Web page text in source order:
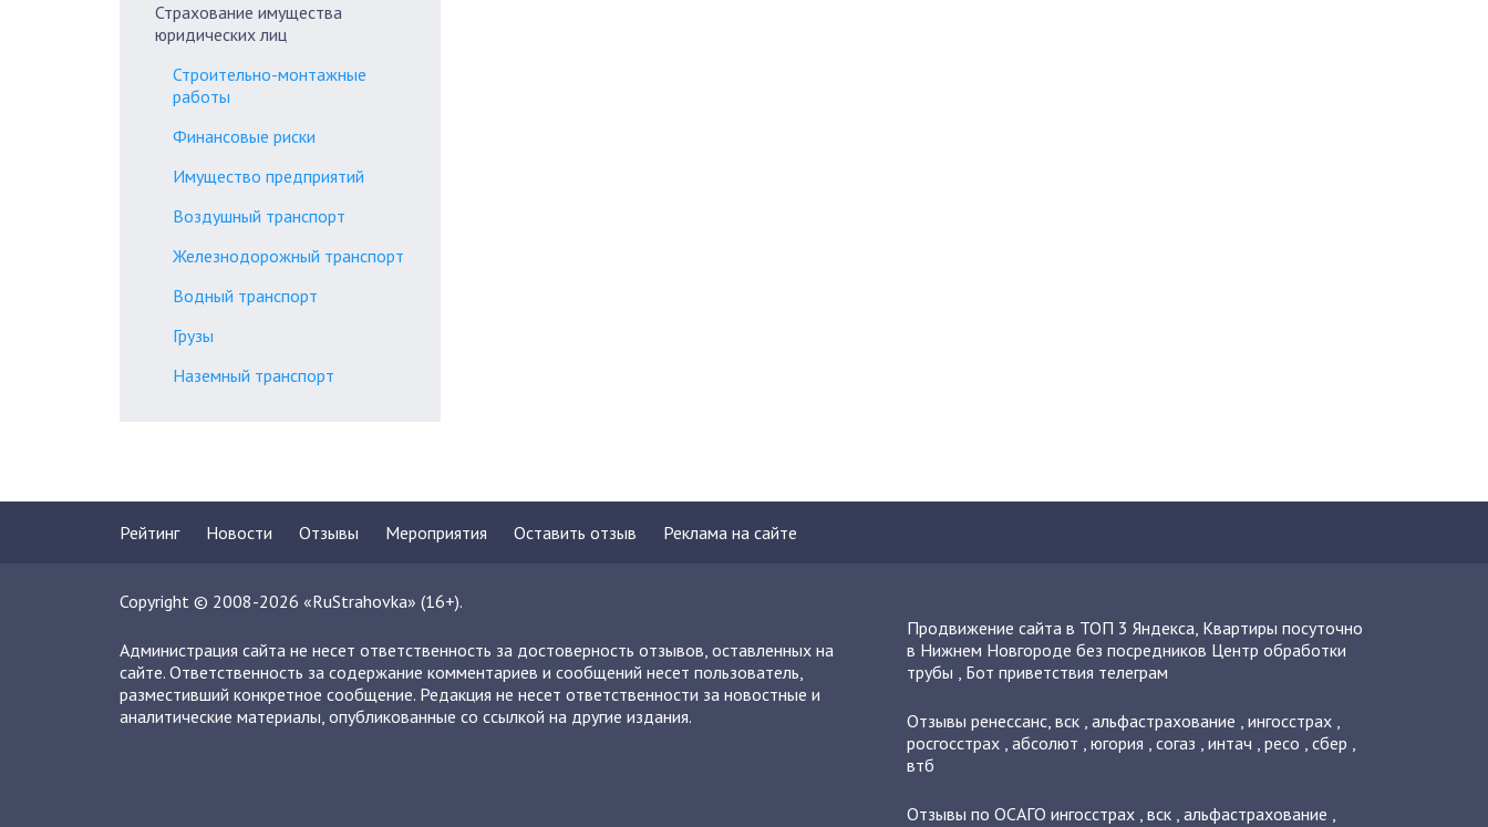
Страхование имущества
юридических лиц
Строительно-монтажные
работы
Финансовые риски
Имущество предприятий
Воздушный транспорт
Железнодорожный транспорт
Водный транспорт
Грузы
Наземный транспорт
Рейтинг Новости Отзывы Мероприятия Оставить отзыв Реклама на сайте
Copyright © 2008-2026 «RuStrahovka» (16+).
Администрация сайта не несет ответственность за достоверность отзывов, оставленных на
сайте. Ответственность за содержание комментариев и сообщений несет пользователь,
разместивший конкретное сообщение. Редакция не несет ответственности за новостные и
аналитические материалы, опубликованные со ссылкой на другие издания.
Продвижение сайта в ТОП 3 Яндекса, Квартиры посуточно
в Нижнем Новгороде без посредников Центр обработки
трубы , Бот приветствия телеграм
Отзывы ренессанс, вск, альфастрахование , ингосстрах,
росгосстрах, абсолют , югория , согаз , интач , ресо , сбер ,
втб
Отзывы по ОСАГО ингосстрах, вск, альфастрахование ,